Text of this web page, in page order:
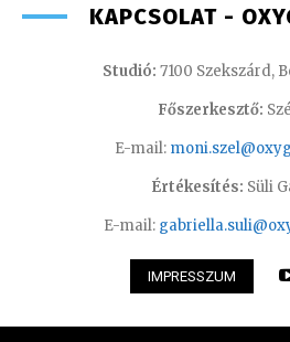
KAPCSOLAT -
Studió: 7100 Szekszárd,
Főszerkesztő:
E-mail:
Értékesítés: Süli
E-mail:
IMPRESSZUM